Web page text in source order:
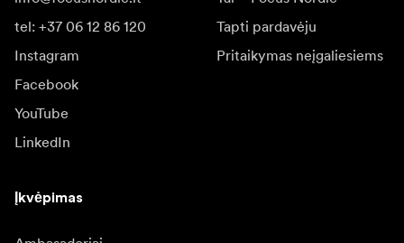
tel: +37 06 12 86 120
Instagram
Facebook
YouTube
LinkedIn
Tapti pardavėju
Pritaikymas neįgaliesiems
Įkvėpimas